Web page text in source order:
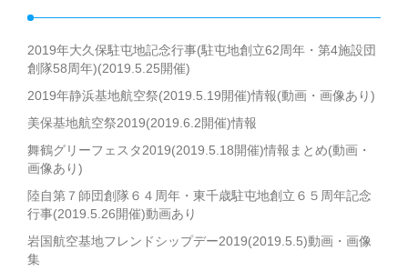
2019年大久保駐屯地記念行事(駐屯地創立62周年・第4施設団
創隊58周年)(2019.5.25開催)
2019年静浜基地航空祭(2019.5.19開催)情報(動画・画像あり)
美保基地航空祭2019(2019.6.2開催)情報
舞鶴グリーフェスタ2019(2019.5.18開催)情報まとめ(動画・
画像あり)
陸自第７師団創隊６４周年・東千歳駐屯地創立６５周年記念
行事(2019.5.26開催)動画あり
岩国航空基地フレンドシップデー2019(2019.5.5)動画・画像
集